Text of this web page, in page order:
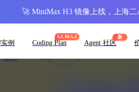
例
GLM-5.2
Coding Plan
新
Agent 社区
🚀 MiniMax H3 镜像上线，上海二